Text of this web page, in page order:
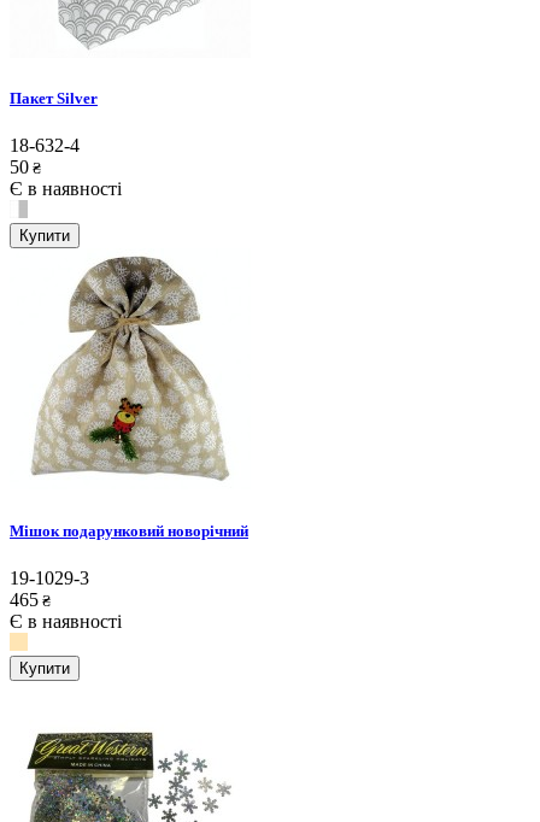
Пакет Silver
18-632-4
50 ₴
Є в наявності
Купити
Мішок подарунковий новорічний
19-1029-3
465 ₴
Є в наявності
Купити